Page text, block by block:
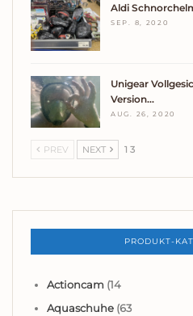
Aldi
SEP. 8, 2020
Unigear
Version…
AUG. 26, 2020
PREV NEXT 1 3
PRODUKT-
Actioncam (14
Aquaschuhe (63